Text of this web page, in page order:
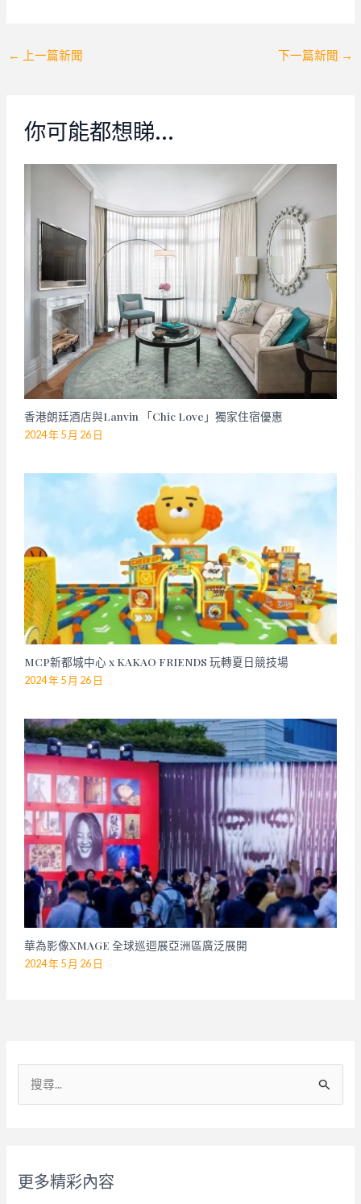
Post
← 上一篇新聞 下一篇新聞 →
你可能都想睇…
香港朗廷酒店與Lanvin 「Chic Love」獨家住宿優惠
2024 年 5 月 26 日
MCP新都城中心 x KAKAO FRIENDS 玩轉夏日競技場
2024 年 5 月 26 日
華為影像XMAGE 全球巡迴展亞洲區廣泛展開
2024 年 5 月 26 日
:
更多精彩內容